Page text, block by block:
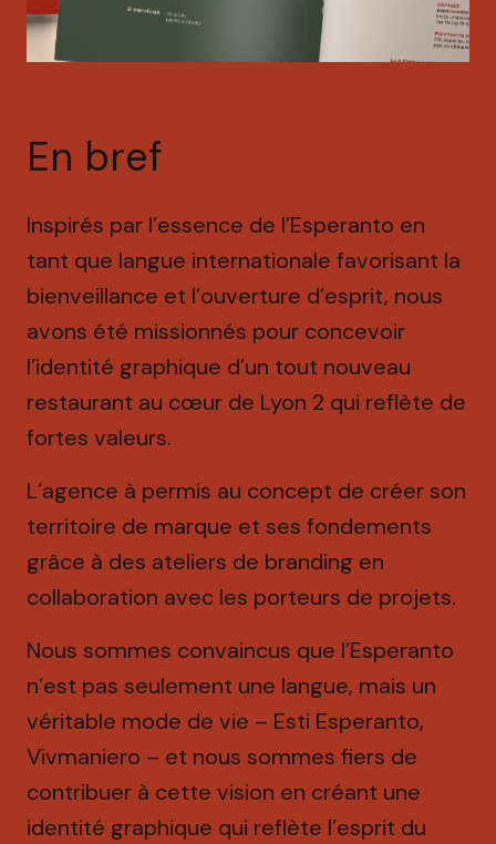
En bref
Inspirés par l’essence de l’Esperanto en
tant que langue internationale favorisant la
bienveillance et l’ouverture d’esprit, nous
avons été missionnés pour concevoir
l’identité graphique d’un tout nouveau
restaurant au cœur de Lyon 2 qui reflète de
fortes valeurs.
L’agence à permis au concept de créer son
territoire de marque et ses fondements
grâce à des ateliers de branding en
collaboration avec les porteurs de projets.
Nous sommes convaincus que l’Esperanto
n’est pas seulement une langue, mais un
véritable mode de vie – Esti Esperanto,
Vivmaniero – et nous sommes fiers de
contribuer à cette vision en créant une
identité graphique qui reflète l’esprit du